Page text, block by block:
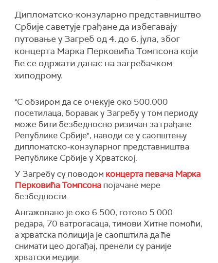
Дипломатско-конзуларно представништво
Србије саветује грађане да избегавају
путовање у Загреб од 4. до 6. јула, због
концерта Марка Перковића Томпсона који
ће се одржати данас на загребачком
хиподрому.
"С обзиром да се очекује око 500.000
посетилаца, боравак у Загребу у том периоду
може бити безбедносно ризичан за грађане
Републике Србије", наводи се у саопштењу
дипломатско-конзуларног представништва
Републике Србије у Хрватској.
У Загребу су поводом концерта певача Марка
Перковића Томпсона појачане мере
безбедности.
Ангажовано је око 6.500, готово 5.000
редара, 70 ватрогасаца, тимови Хитне помоћи,
а хрватска полиција је саопштила да ће
снимати цео догађај, пренели су раније
хрватски медији.